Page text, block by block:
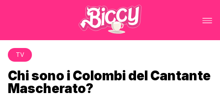
TV
Chi sono i Colombi del Cantante
Mascherato?